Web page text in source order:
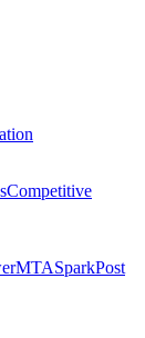
Competitive
SparkPost